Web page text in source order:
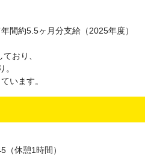
間約5.5ヶ月分支給（2025年度）
おり、
います。
休憩1時間）